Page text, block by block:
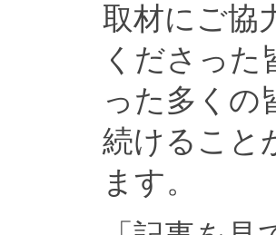
取材にご協
くださっ
った多くの
続けること
ます。